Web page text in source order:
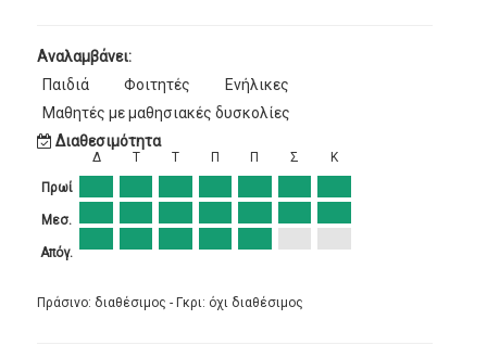
Αναλαμβάνει:
Παιδιά
Φοιτητές
Ενήλικες
Μαθητές με μαθησιακές δυσκολίες
Διαθεσιμότητα
Πρωί
Μεσ.
Απόγ.
Δ Τ Τ Π Π Σ Κ
Πράσινο: διαθέσιμος - Γκρι: όχι διαθέσιμος